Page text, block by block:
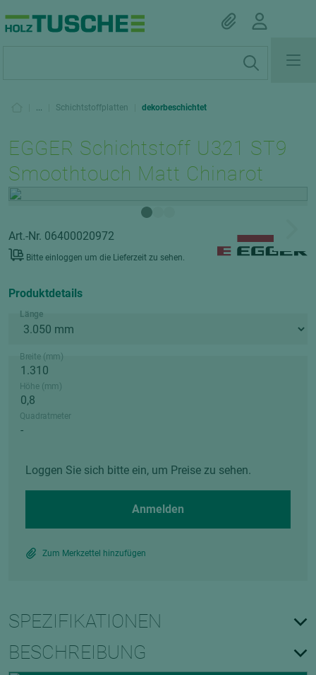
... Schichtstoffplatten dekorbeschichtet
EGGER Schichtstoff U321 ST9
Smoothtouch Matt Chinarot
Art.-Nr. 06400020972
Bitte einloggen um die Lieferzeit zu sehen.
Produktdetails
Länge
Breite (mm)
Höhe (mm)
Quadratmeter
Loggen Sie sich bitte ein, um Preise zu sehen.
Anmelden
Zum Merkzettel hinzufügen
SPEZIFIKATIONEN
BESCHREIBUNG